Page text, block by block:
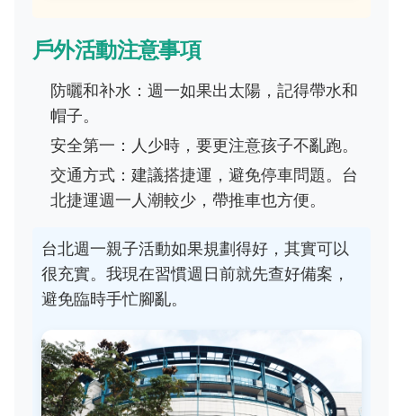
戶外活動注意事項
防曬和补水：週一如果出太陽，記得帶水和
帽子。
安全第一：人少時，要更注意孩子不亂跑。
交通方式：建議搭捷運，避免停車問題。台
北捷運週一人潮較少，帶推車也方便。
台北週一親子活動如果規劃得好，其實可以
很充實。我現在習慣週日前就先查好備案，
避免臨時手忙腳亂。